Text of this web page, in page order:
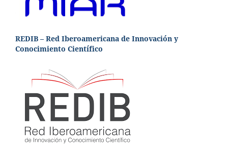
REDIB – Red Iberoamericana de Innovación y
Conocimiento Científico